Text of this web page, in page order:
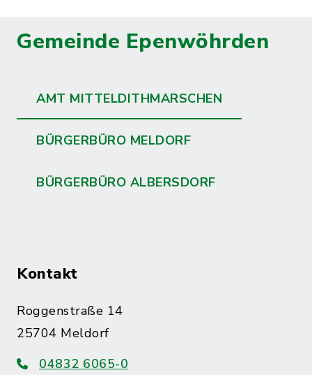
Gemeinde Epenwöhrden
AMT MITTELDITHMARSCHEN
BÜRGERBÜRO MELDORF
BÜRGERBÜRO ALBERSDORF
Kontakt
Roggenstraße 14
25704 Meldorf
04832 6065-0